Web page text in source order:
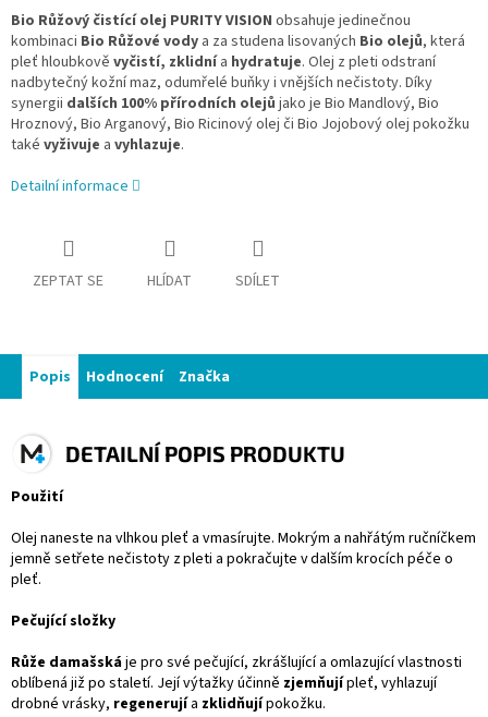
Bio Růžový čistící olej PURITY VISION obsahuje jedinečnou
kombinaci Bio Růžové vody a za studena lisovaných Bio olejů, která
pleť hloubkově vyčistí, zklidní a hydratuje. Olej z pleti odstraní
nadbytečný kožní maz, odumřelé buňky i vnějších nečistoty. Díky
synergii dalších 100% přírodních olejů jako je Bio Mandlový, Bio
Hroznový, Bio Arganový, Bio Ricinový olej či Bio Jojobový olej pokožku
také vyživuje a vyhlazuje.
Detailní informace
ZEPTAT SE HLÍDAT SDÍLET
Popis Hodnocení Značka
DETAILNÍ POPIS PRODUKTU
Použití
Olej naneste na vlhkou pleť a vmasírujte. Mokrým a nahřátým ručníčkem
jemně setřete nečistoty z pleti a pokračujte v dalším krocích péče o
pleť.
Pečující složky
Růže damašskáje pro své pečující, zkrášlující a omlazující vlastnosti
oblíbená již po staletí. Její výtažky účinně zjemňujípleť, vyhlazují
drobné vrásky, regenerují a zklidňujípokožku.